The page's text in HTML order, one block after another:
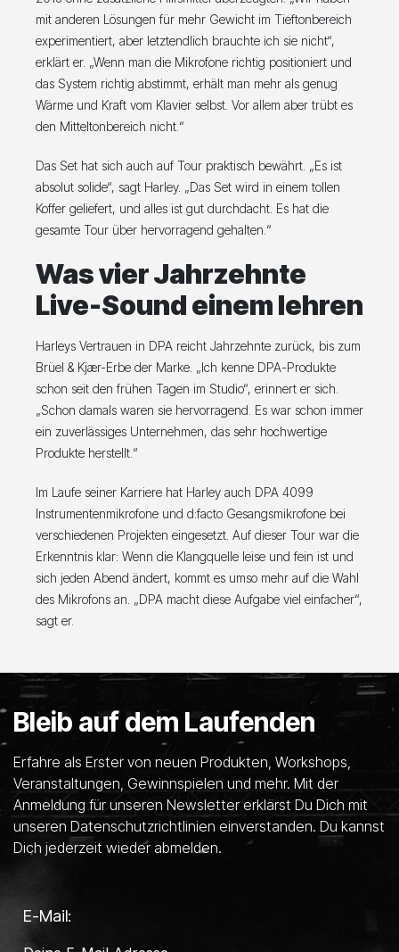
mit anderen Lösungen für mehr Gewicht im Tieftonbereich
experimentiert, aber letztendlich brauchte ich sie nicht“,
erklärt er. „Wenn man die Mikrofone richtig positioniert und
das System richtig abstimmt, erhält man mehr als genug
Wärme und Kraft vom Klavier selbst. Vor allem aber trübt es
den Mitteltonbereich nicht.“
Das Set hat sich auch auf Tour praktisch bewährt. „Es ist
absolut solide“, sagt Harley. „Das Set wird in einem tollen
Koffer geliefert, und alles ist gut durchdacht. Es hat die
gesamte Tour über hervorragend gehalten.“
Was vier Jahrzehnte
Live-Sound einem lehren
Harleys Vertrauen in DPA reicht Jahrzehnte zurück, bis zum
Brüel & Kjær-Erbe der Marke. „Ich kenne DPA-Produkte
schon seit den frühen Tagen im Studio“, erinnert er sich.
„Schon damals waren sie hervorragend. Es war schon immer
ein zuverlässiges Unternehmen, das sehr hochwertige
Produkte herstellt.“
Im Laufe seiner Karriere hat Harley auch DPA 4099
Instrumentenmikrofone und d:facto Gesangsmikrofone bei
verschiedenen Projekten eingesetzt. Auf dieser Tour war die
Erkenntnis klar: Wenn die Klangquelle leise und fein ist und
sich jeden Abend ändert, kommt es umso mehr auf die Wahl
des Mikrofons an. „DPA macht diese Aufgabe viel einfacher“,
sagt er.
Bleib auf dem Laufenden
Erfahre als Erster von neuen Produkten, Workshops,
Veranstaltungen, Gewinnspielen und mehr. Mit der
Anmeldung für unseren Newsletter erklärst Du Dich mit
unseren Datenschutzrichtlinien einverstanden. Du kannst
Dich jederzeit wieder abmelden.
E-Mail: